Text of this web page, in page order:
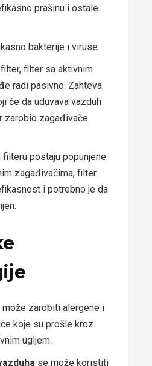
prašinu i ostale
bakterije i viruse.
filter, filter sa aktivnim
radi pasivno. Zahteva
će da uduvava vazduh
zarobio zagađivače
filteru postaju popunjene
zagađivačima, filter
i potrebno je da
može zarobiti alergene i
koje su prošle kroz
ugljem.
se može koristiti